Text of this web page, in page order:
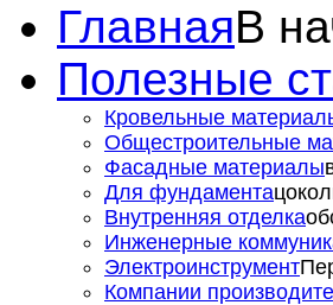
ГлавнаяВ
Полезные
Кровельные
Общестроительные
Фасадные материалы
Для фундамента
Внутренняя отделка
Инженерные
Электроинструмент
Компании